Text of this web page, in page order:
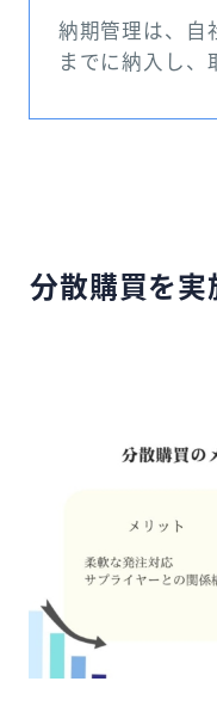
納期管理は、自
までに納入し、
め、納期管理の
す。さらに、納
ので、ぜひ参考
分散購買を